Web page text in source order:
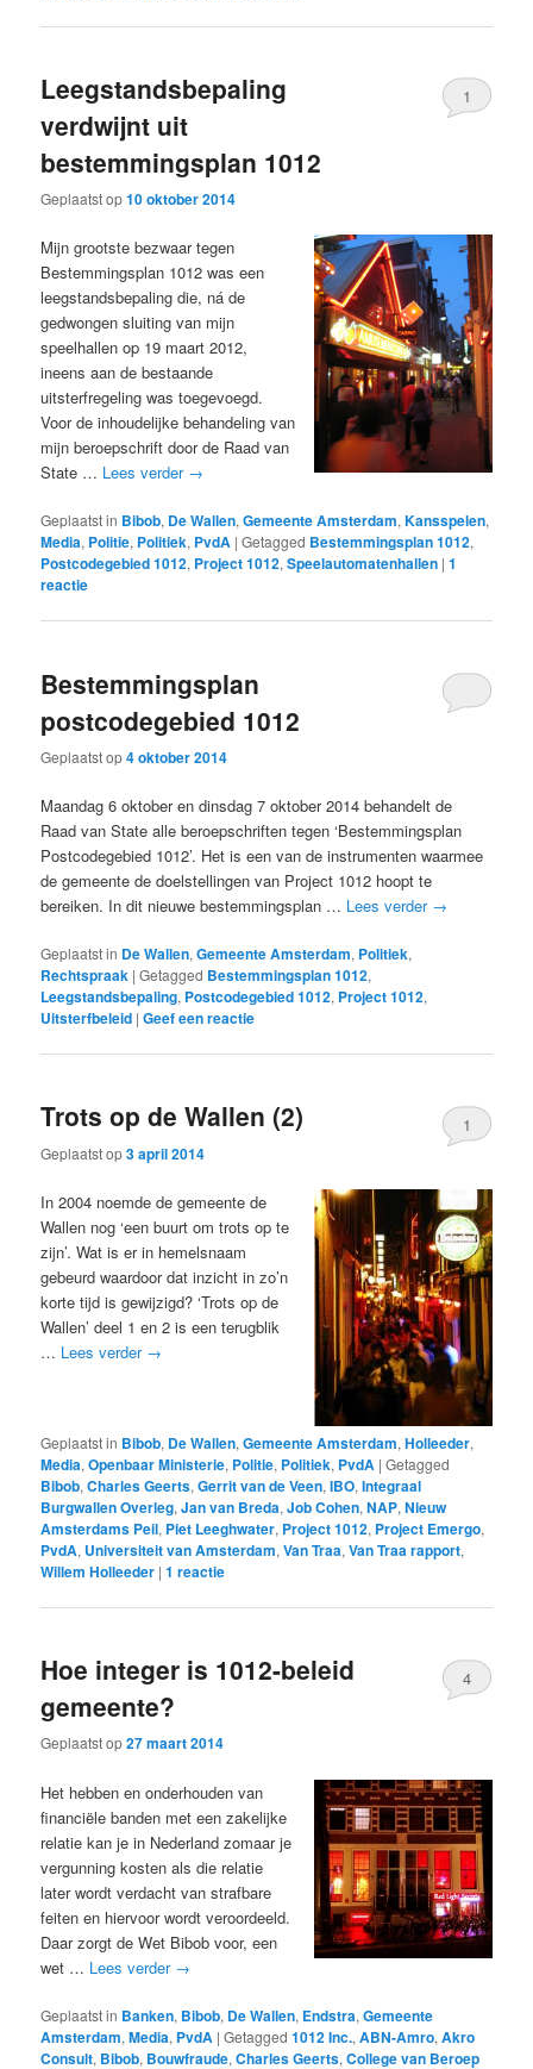
Leegstandsbepaling
verdwijnt uit
bestemmingsplan 1012
Geplaatst op10 oktober 2014
1
Mijn grootste bezwaar tegen
Bestemmingsplan 1012 was een
leegstandsbepaling die, ná de
gedwongen sluiting van mijn
speelhallen op 19 maart 2012,
ineens aan de bestaande
uitsterfregeling was toegevoegd.
Voor de inhoudelijke behandeling van
mijn beroepschrift door de Raad van
State … Lees verder →
Geplaatst in Bibob, De Wallen,Gemeente Amsterdam,Kansspelen,
Media, Politie, Politiek, PvdA |Getagged Bestemmingsplan 1012,
Postcodegebied 1012, Project 1012,Speelautomatenhallen |1
reactie
Bestemmingsplan
postcodegebied 1012
Geplaatst op4 oktober 2014
Maandag 6 oktober en dinsdag 7 oktober 2014 behandelt de
Raad van State alle beroepschriften tegen ‘Bestemmingsplan
Postcodegebied 1012’. Het is een van de instrumenten waarmee
de gemeente de doelstellingen van Project 1012 hoopt te
bereiken. In dit nieuwe bestemmingsplan … Lees verder →
Geplaatst in De Wallen,Gemeente Amsterdam, Politiek,
Rechtspraak |Getagged Bestemmingsplan 1012,
Leegstandsbepaling, Postcodegebied 1012, Project 1012,
Uitsterfbeleid |Geef een reactie
Trots op de Wallen (2)
Geplaatst op3 april 2014
1
In 2004 noemde de gemeente de
Wallen nog ‘een buurt om trots op te
zijn’. Wat is er in hemelsnaam
gebeurd waardoor dat inzicht in zo’n
korte tijd is gewijzigd? ‘Trots op de
Wallen’ deel 1 en 2 is een terugblik
… Lees verder →
Geplaatst in Bibob, De Wallen,Gemeente Amsterdam,Holleeder,
Media,Openbaar Ministerie, Politie, Politiek, PvdA |Getagged
Bibob,Charles Geerts,Gerrit van de Veen,IBO,Integraal
Burgwallen Overleg,Jan van Breda,Job Cohen,NAP,Nieuw
Amsterdams Peil, Piet Leeghwater, Project 1012, Project Emergo,
PvdA, Universiteit van Amsterdam,Van Traa,Van Traa rapport,
Willem Holleeder |1 reactie
Hoe integer is 1012-beleid
gemeente?
Geplaatst op27 maart 2014
4
Het hebben en onderhouden van
financiële banden met een zakelijke
relatie kan je in Nederland zomaar je
vergunning kosten als die relatie
later wordt verdacht van strafbare
feiten en hiervoor wordt veroordeeld.
Daar zorgt de Wet Bibob voor, een
wet … Lees verder →
Geplaatst in Banken, Bibob, De Wallen, Endstra,Gemeente
Amsterdam,Media, PvdA |Getagged 1012 Inc.,ABN-Amro,Akro
Consult, Bibob, Bouwfraude,Charles Geerts,College van Beroep